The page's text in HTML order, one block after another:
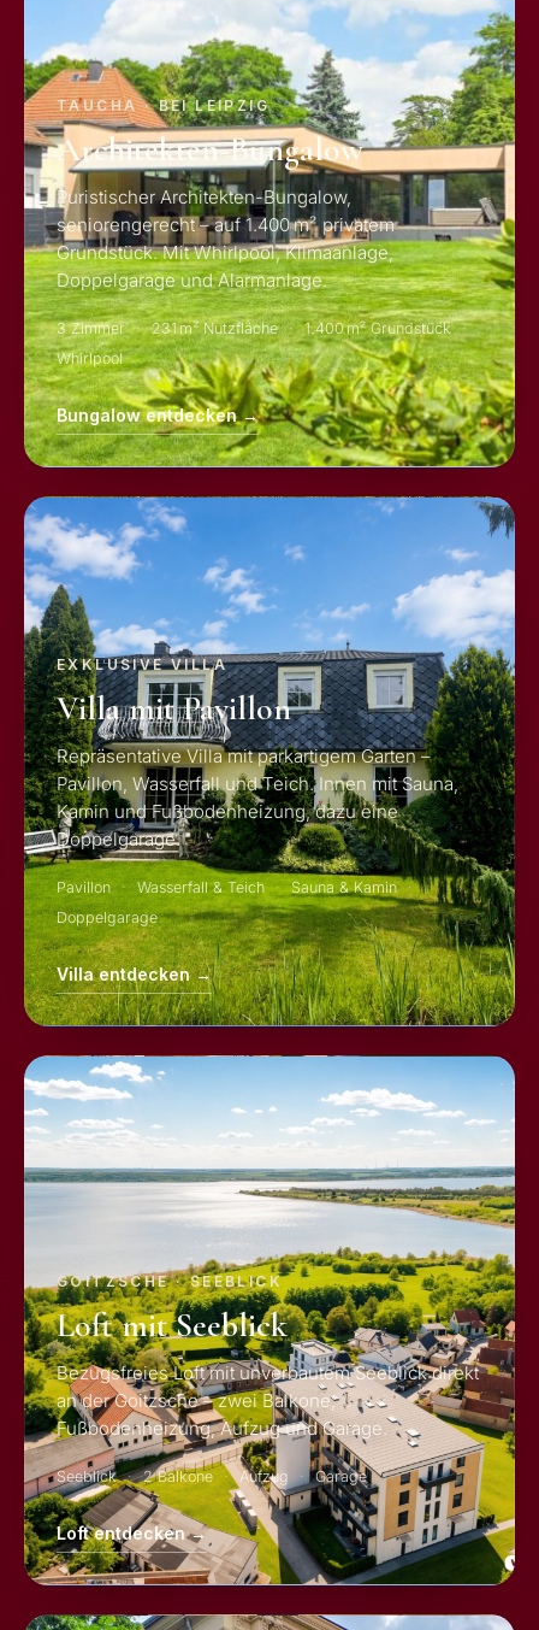
TAUCHA · BEI LEIPZIG
Architekten-Bungalow
Puristischer Architekten-Bungalow,
seniorengerecht – auf 1.400 m² privatem
Grundstück. Mit Whirlpool, Klimaanlage,
Doppelgarage und Alarmanlage.
3 Zimmer 231 m² Nutzfläche
1.400 m² Grundstück
Whirlpool
Bungalow entdecken →
EXKLUSIVE VILLA
Villa mit Pavillon
Repräsentative Villa mit parkartigem Garten –
Pavillon, Wasserfall und Teich. Innen mit Sauna,
Kamin und Fußbodenheizung, dazu eine
Doppelgarage.
Pavillon Wasserfall & Teich
Sauna & Kamin
Doppelgarage
Villa entdecken →
GOITZSCHE · SEEBLICK
Loft mit Seeblick
Bezugsfreies Loft mit unverbautem Seeblick direkt
an der Goitzsche – zwei Balkone,
Fußbodenheizung, Aufzug und Garage.
Seeblick 2 Balkone Aufzug Garage
Loft entdecken →